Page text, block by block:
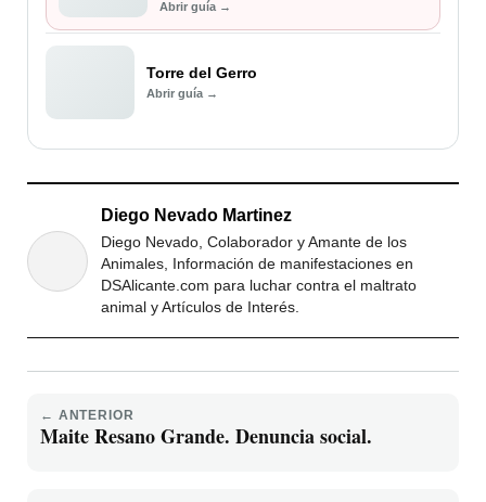
Abrir guía →
Torre del Gerro
Abrir guía →
Diego Nevado Martinez
Diego Nevado, Colaborador y Amante de los
Animales, Información de manifestaciones en
DSAlicante.com para luchar contra el maltrato
animal y Artículos de Interés.
← ANTERIOR
Maite Resano Grande. Denuncia social.